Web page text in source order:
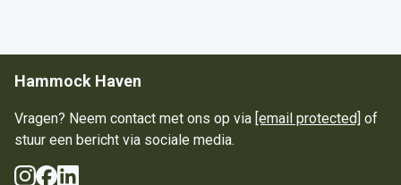
Hammock Haven
Vragen? Neem contact met ons op via [email protected] of
stuur een bericht via sociale media.
Sociale media
Instagram
Facebook
LinkedIn